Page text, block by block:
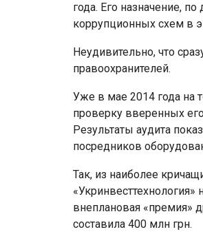
года. Его назначение,
коррупционных схем в
Неудивительно, что
правоохранителей.
Уже в мае 2014 года на
проверку вверенных
Результаты аудита
посредников
Так, из наиболее
внеплановая «премия»
составила 400 млн грн.